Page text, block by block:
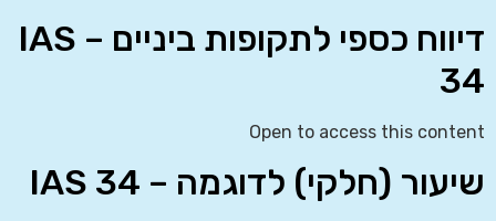
דיווח כספי לתקופות ביניים – IAS
34
Open to access this content
שיעור (חלקי) לדוגמה – IAS 34